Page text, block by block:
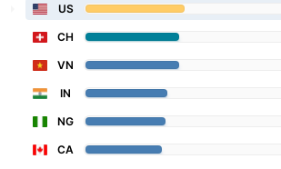
US
CH
VN
IN
NG
CA